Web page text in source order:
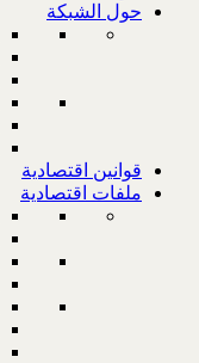
حول الشبكة
قوانين اقتصادية
ملفات اقتصادية